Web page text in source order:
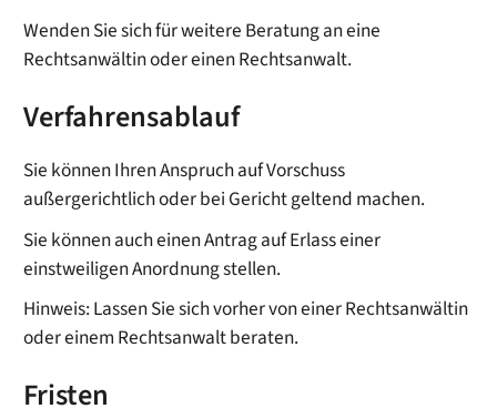
Wenden Sie sich für weitere Beratung an eine
Rechtsanwältin oder einen Rechtsanwalt.
Verfahrensablauf
Sie können Ihren Anspruch auf Vorschuss
außergerichtlich oder bei Gericht geltend machen.
Sie können auch einen Antrag auf Erlass einer
einstweiligen Anordnung stellen.
Hinweis: Lassen Sie sich vorher von einer Rechtsanwältin
oder einem Rechtsanwalt beraten.
Fristen